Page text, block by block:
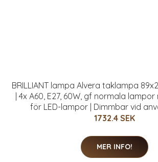
BRILLIANT lampa Alvera taklampa
| 4x A60, E27, 60W, gf normala lampor
för LED-lampor | Dimmbar vid
1732.4 SEK
MER INFO!